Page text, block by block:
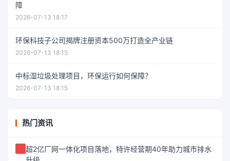
障
2026-07-13 18:17
环保科技子公司揭牌注册资本500万打造全产业链
2026-07-13 18:15
中标湿垃圾处理项目，环保运行如何保障？
2026-07-13 18:15
热门资讯
超2亿厂网一体化项目落地，特许经营期40年助力城市排水